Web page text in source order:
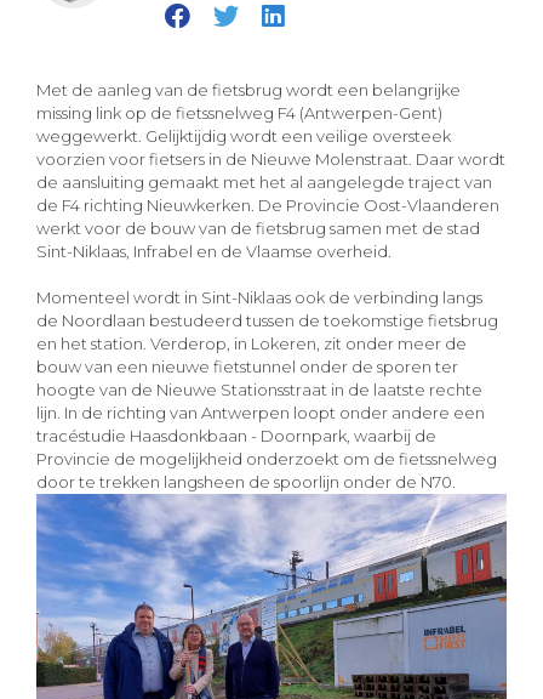
Met de aanleg van de fietsbrug wordt een belangrijke
missing link op de fietssnelweg F4 (Antwerpen-Gent)
weggewerkt. Gelijktijdig wordt een veilige oversteek
voorzien voor fietsers in de Nieuwe Molenstraat. Daar wordt
de aansluiting gemaakt met het al aangelegde traject van
de F4 richting Nieuwkerken. De Provincie Oost-Vlaanderen
werkt voor de bouw van de fietsbrug samen met de stad
Sint-Niklaas, Infrabel en de Vlaamse overheid.
Momenteel wordt in Sint-Niklaas ook de verbinding langs
de Noordlaan bestudeerd tussen de toekomstige fietsbrug
en het station. Verderop, in Lokeren, zit onder meer de
bouw van een nieuwe fietstunnel onder de sporen ter
hoogte van de Nieuwe Stationsstraat in de laatste rechte
lijn. In de richting van Antwerpen loopt onder andere een
tracéstudie Haasdonkbaan - Doornpark, waarbij de
Provincie de mogelijkheid onderzoekt om de fietssnelweg
door te trekken langsheen de spoorlijn onder de N70.